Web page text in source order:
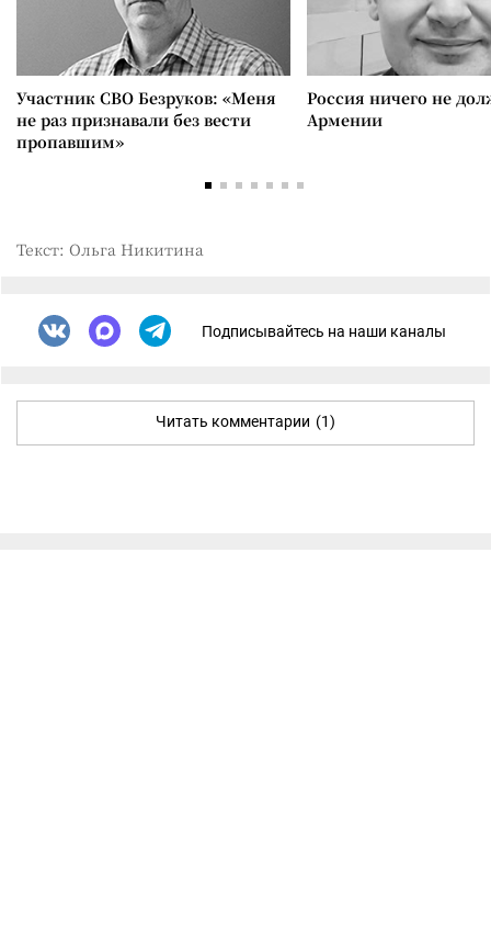
Участник СВО Безруков: «Меня
не раз признавали без вести
пропавшим»
Россия ничего не
Армении
Текст: Ольга Никитина
Подписывайтесь на наши каналы
Читать комментарии (1)